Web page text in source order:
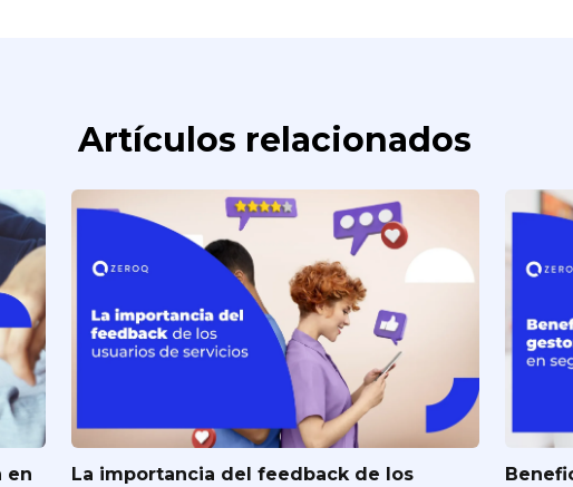
Artículos relacionados
en
La importancia del feedback de los